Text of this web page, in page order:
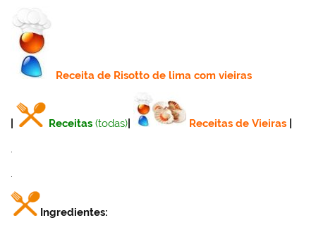
Receitade Risotto de lima com vieiras
Receitas (todas) Receitas de Vieiras
.
.
Ingredientes: